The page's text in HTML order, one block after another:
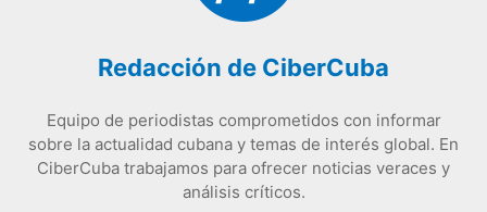
Redacción de CiberCuba
Equipo de periodistas comprometidos con informar
sobre la actualidad cubana y temas de interés global. En
CiberCuba trabajamos para ofrecer noticias veraces y
análisis críticos.